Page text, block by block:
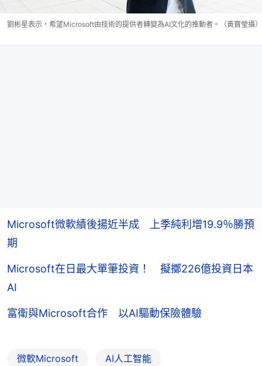
劉彬星表示，希望Microsoft由技術的提供者轉變為AI文化的推動者。（黃寶瑩攝）
Microsoft微軟績後揚近半成 上季純利增19.9％勝預
期
Microsoft在日最大單筆投資！ 擬擲226億投資日本
AI
富衛與Microsoft合作 以AI驅動保險體驗
微軟Microsoft AI人工智能